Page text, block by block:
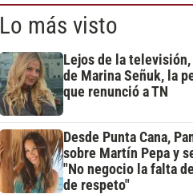
Lo más visto
Lejos de la
de Marina Señuk, la
que renunció a TN
Desde Punta Cana,
sobre Martín Pepa y
"No negocio la falta
de respeto"